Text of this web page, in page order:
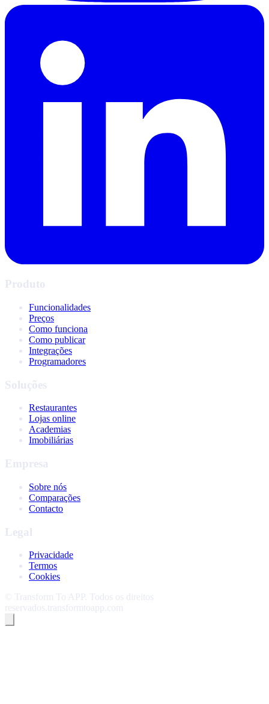
Produto
Funcionalidades
Preços
Como funciona
Como publicar
Integrações
Programadores
Soluções
Restaurantes
Lojas online
Academias
Imobiliárias
Empresa
Sobre nós
Comparações
Contacto
Legal
Privacidade
Termos
Cookies
©
Transform To APP .
Todos os direitos
reservados.
transformtoapp.com